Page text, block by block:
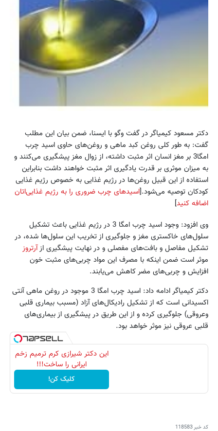
دکتر مسعود کیمیاگر در گفت وگو با ایسنا، ضمن بیان این مطلب
گفت: به طور کلی روغن کبد ماهی و روغن‌های حاوی اسید چرب
امگا‌3 بر مغز انسان اثر مثبت داشته، از زوال مغز پیشگیری می‌کنند و
به میزان موثری بر قدرت یادگیری اثر مثبت خواهند داشت بنابراین
استفاده از این قبیل روغن‌ها در رژیم غذایی به خصوص رژیم غذایی
کودکان توصیه می‌شود.[اسیدهای چرب ضروری را به رژیم غذایی‌اتان
اضافه کنید]
وی افزود: وجود اسید چرب امگا 3 در رژیم غذایی باعث تشکیل
سلول‌های خاکستری مغز و جلوگیری از تخریب این سلول‌ها شده، در
تشکیل مفاصل و بافت‌های مفصلی و در نهایت پیشگیری ازآرتروز
موثر است ضمن اینکه با مصرف این مواد چربی‌های مثبت خون
افزایش و چربی‌های مضر کاهش می‌یابند.
دکتر کیمیاگر ادامه داد: اسید چرب امگا 3 موجود در روغن ماهی آنتی
اکسیدانی است که از تشکیل رادیکال‌های آزاد (مسبب بیماری قلبی
وعروقی) جلوگیری کرده و از این طریق در پیشگیری از بیماری‌های
قلبی عروقی نیز موثر خواهد بود.
این دکتر شیرازی کرم ترمیم زخم
ایرانی را ساخت!!!
کلیک کن!
کد خبر118583